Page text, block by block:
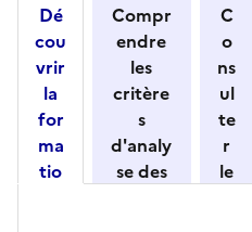
Dé
cou
vrir
la
for
ma
tio
Compr
endre
les
critère
s
d'analy
se des
C
o
ns
ul
te
r
le